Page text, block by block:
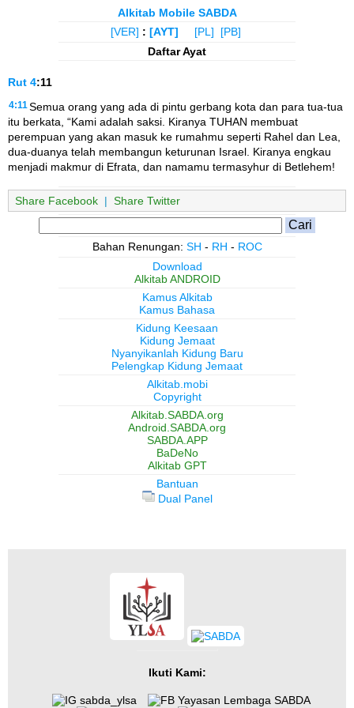
Alkitab Mobile SABDA
[VER] : [AYT] [PL]
[PB]
Daftar Ayat
Rut 4:11
4:11 Semua orang yang ada di pintu gerbang kota dan para tua-tua
itu berkata, “Kami adalah saksi. Kiranya TUHAN membuat
perempuan yang akan masuk ke rumahmu seperti Rahel dan Lea,
dua-duanya telah membangun keturunan Israel. Kiranya engkau
menjadi makmur di Efrata, dan namamu termasyhur di Betlehem!
Share Facebook | Share Twitter
Bahan Renungan: SH - RH - ROC
Download
Alkitab ANDROID
Kamus Alkitab
Kamus Bahasa
Kidung Keesaan
Kidung Jemaat
Nyanyikanlah Kidung Baru
Pelengkap Kidung Jemaat
Alkitab.mobi
Copyright
Alkitab.SABDA.org
Android.SABDA.org
SABDA.APP
BaDeNo
Alkitab GPT
Bantuan
Dual Panel
Ikuti Kami:
sabda_ylsa
Yayasan Lembaga SABDA